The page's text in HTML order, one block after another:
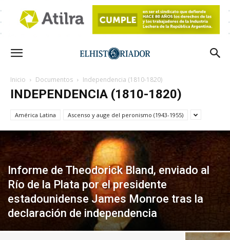
Inicio Documentos Independencia (1810-1820)
INDEPENDENCIA (1810-1820)
América Latina Ascenso y auge del peronismo (1943-1955)
Informe de Theodorick Bland, enviado al
Río de la Plata por el presidente
estadounidense James Monroe tras la
declaración de independencia